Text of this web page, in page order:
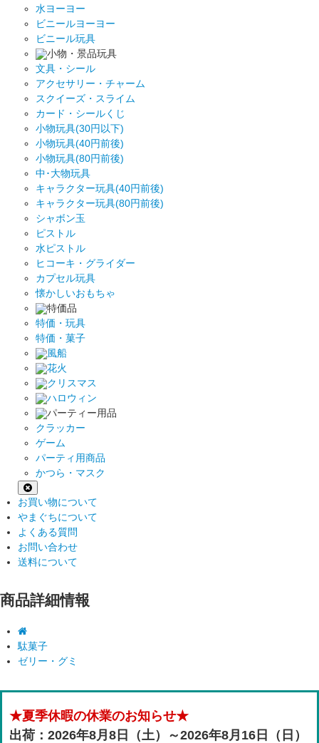
水ヨーヨー
ビニールヨーヨー
ビニール玩具
小物・景品玩具
文具・シール
アクセサリー・チャーム
スクイーズ・スライム
カード・シールくじ
小物玩具(30円以下)
小物玩具(40円前後)
小物玩具(80円前後)
中･大物玩具
キャラクター玩具(40円前後)
キャラクター玩具(80円前後)
シャボン玉
ピストル
水ピストル
ヒコーキ・グライダー
カプセル玩具
懐かしいおもちゃ
特価品
特価・玩具
特価・菓子
風船
花火
クリスマス
ハロウィン
パーティー用品
クラッカー
ゲーム
パーティ用商品
かつら・マスク
お買い物について
やまぐちについて
よくある質問
お問い合わせ
送料について
商品詳細情報
駄菓子
ゼリー・グミ
★夏季休暇の休業のお知らせ★
出荷：2026年8月8日（土）～2026年8月16日（日）